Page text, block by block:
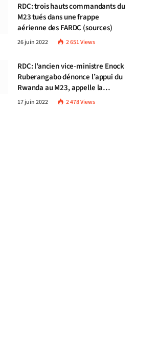
RDC: trois hauts commandants du
M23 tués dans une frappe
aérienne des FARDC (sources)
26 juin 2022 2 651Views
RDC: l’ancien vice-ministre Enock
Ruberangabo dénonce l’appui du
Rwanda au M23, appelle la
communauté internationale à
stopper Kigali
17 juin 2022 2 478Views